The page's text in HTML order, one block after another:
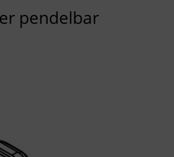
pendelbar